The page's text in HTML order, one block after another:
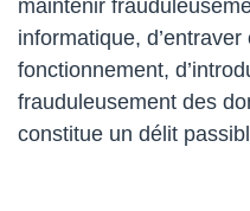
maintenir
informatique,
fonctionnement,
frauduleusement des
constitue un délit